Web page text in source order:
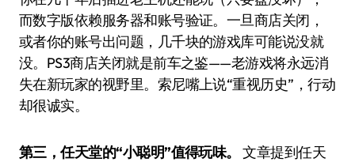
而数字版依赖服务器和账号验证。一旦商店关闭，
或者你的账号出问题，几千块的游戏库可能说没就
没。PS3商店关闭就是前车之鉴——老游戏将永远消
失在新玩家的视野里。索尼嘴上说“重视历史”，行动
却很诚实。
第三，任天堂的“小聪明”值得玩味。
文章提到任天